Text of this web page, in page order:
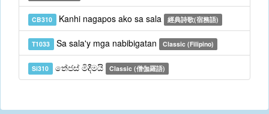
CB310 Kanhi nagapos ako sa sala 經典詩歌(宿務語)
T1033 Sa sala'y mga nabibigatan Classic (Filipino)
Si310 තේජස් මිදීමයි Classic (僧伽羅語)